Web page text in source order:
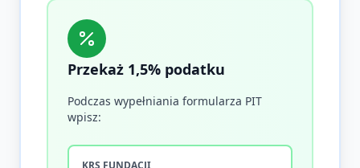
Przekaż 1,5% podatku
Podczas wypełniania formularza PIT
wpisz:
KRS FUNDACJI